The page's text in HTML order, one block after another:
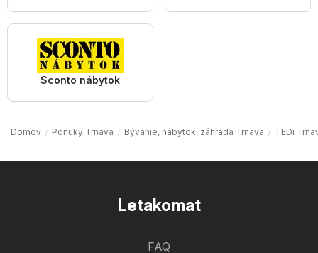
Sconto nábytok
Domov Ponuky Trnava Bývanie, nábytok, záhrada Trnava TEDi
Letakomat
FAQ